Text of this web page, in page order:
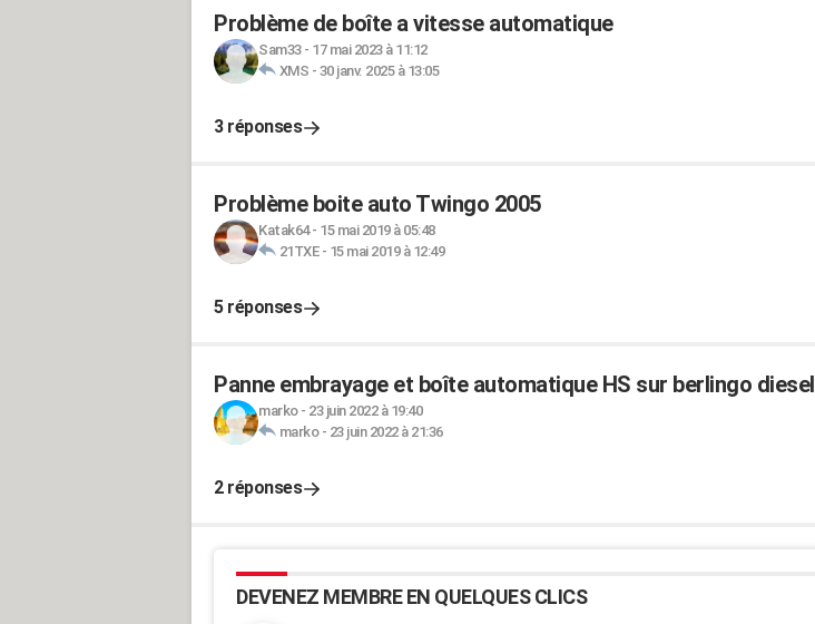
Problème de boîte a vitesse automatique
Sam33- 17 mai 2023 à 11:12
XMS - 30 janv. 2025 à 13:05
3 réponses
Problème boite auto Twingo 2005
Katak64- 15 mai 2019 à 05:48
21TXE- 15 mai 2019 à 12:49
5 réponses
Panne embrayage et boîte automatique HS sur berlingo diesel
marko- 23 juin 2022 à 19:40
marko- 23 juin 2022 à 21:36
2 réponses
DEVENEZ MEMBRE EN QUELQUES CLICS